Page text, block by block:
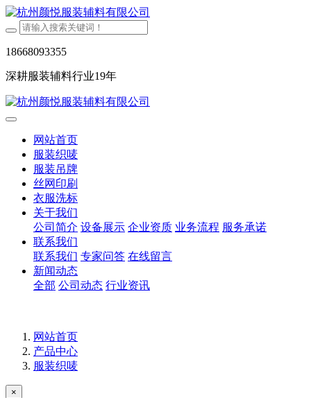
18668093355
深耕服装辅料行业19年
网站首页
服装织唛
服装吊牌
丝网印刷
衣服洗标
关于我们
公司简介 设备展示 企业资质 业务流程 服务承诺
联系我们
联系我们 专家问答 在线留言
新闻动态
全部 公司动态 行业资讯
网站首页
产品中心
服装织唛
×